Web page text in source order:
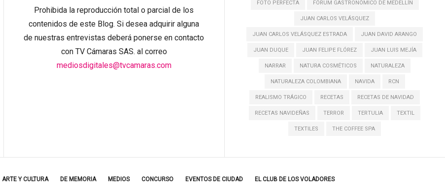
Prohibida la reproducción total o parcial de los
contenidos de este Blog. Si desea adquirir alguna
de nuestras entrevistas deberá ponerse en contacto
con TV Cámaras SAS. al correo
mediosdigitales@tvcamaras.com
FOTO PERFECTA FÓRUM GASTRONÓMICO DE MEDELLÍN
JUAN CARLOS VELÁSQUEZ
JUAN CARLOS VELÁSQUEZ ESTRADA JUAN DAVID ARANGO
JUAN DUQUE JUAN FELIPE FLÓREZ JUAN LUIS MEJÍA
NARRAR NATURA COSMÉTICOS NATURALEZA
NATURALEZA COLOMBIANA NAVIDA RCN
REALISMO TRÁGICO RECETAS RECETAS DE NAVIDAD
RECETAS NAVIDEÑAS TERROR TERTULIA TEXTIL
TEXTILES THE COFFEE SPA
ARTE Y CULTURA DE MEMORIA MEDIOS CONCURSO EVENTOS DE CIUDAD EL CLUB DE LOS VOLADORES